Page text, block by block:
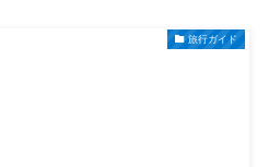
旅行ガイド